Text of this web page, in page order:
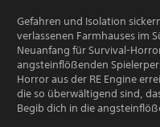
Gefahren und Isolation
verlassenen Farmhauses im
Neuanfang für Survival-
angsteinflößenden
Horror aus der RE Engine
die so überwältigend sind,
Begib dich in die